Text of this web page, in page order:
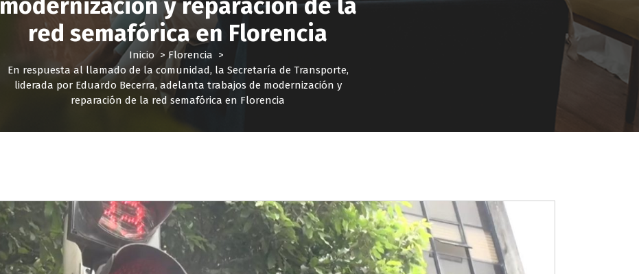
modernización y reparación de la
red semafórica en Florencia
Inicio > Florencia >
En respuesta al llamado de la comunidad, la Secretaría de Transporte,
liderada por Eduardo Becerra, adelanta trabajos de modernización y
reparación de la red semafórica en Florencia